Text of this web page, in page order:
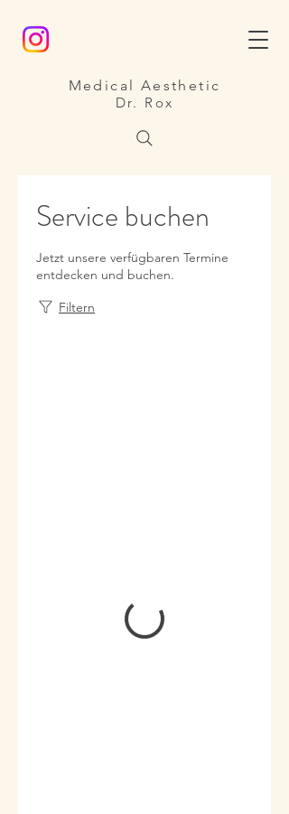
Medical Aesthetic
Dr. Rox
Service buchen
Jetzt unsere verfügbaren Termine
entdecken und buchen.
Filtern